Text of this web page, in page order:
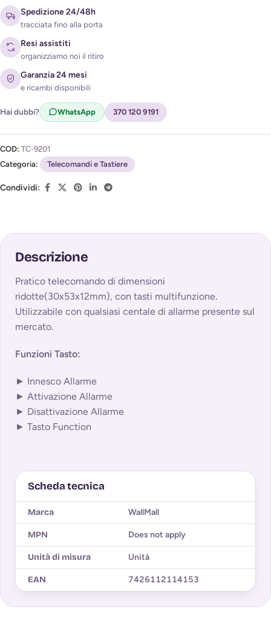
Acconsento al trattamento dei miei dati per ricevere
l'avviso di disponibilità (
Privacy Policy)
Spedizione 24/48h
tracciata fino alla porta
Resi assistiti
organizziamo noi il ritiro
Garanzia 24 mesi
e ricambi disponibili
Hai dubbi? WhatsApp 370 120 9191
COD: TC-9201
Categoria:
Telecomandi e Tastiere
Condividi:
Descrizione
Pratico telecomando di dimensioni
ridotte(30x53x12mm), con tasti multifunzione.
Utilizzabile con qualsiasi centale di allarme presente sul
mercato.
Funzioni Tasto:
► Innesco Allarme
► Attivazione Allarme
► Disattivazione Allarme
► Tasto Function
Scheda tecnica
Marca WallMall
MPN Does not apply
Unità di misura Unità
EAN 7426112114153